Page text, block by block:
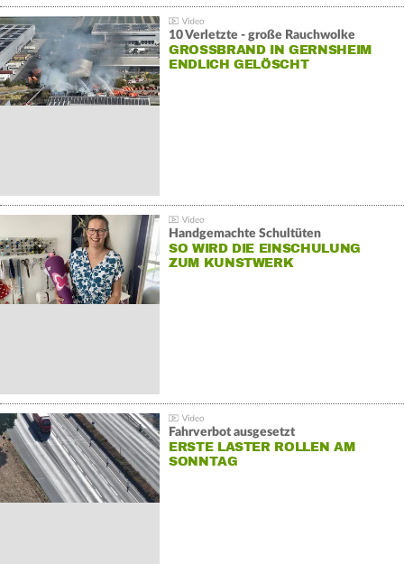
10 Verletzte - große Rauchwolke
GROSSBRAND IN GERNSHEIM E
NDLICH GELÖSCHT
Handgemachte Schultüten
SO WIRD DIE EINSCHULUNG
ZUM KUNSTWERK
Fahrverbot ausgesetzt
ERSTE LASTER ROLLEN AM
SONNTAG